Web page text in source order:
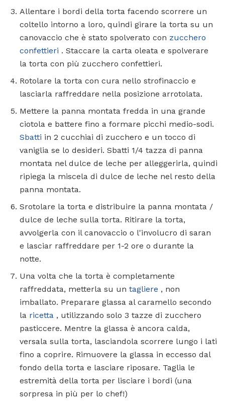
Allentare i bordi della torta facendo scorrere un
coltello intorno a loro, quindi girare la torta su un
canovaccio che è stato spolverato con zucchero
confettieri . Staccare la carta oleata e spolverare
la torta con più zucchero confettieri.
Rotolare la torta con cura nello strofinaccio e
lasciarla raffreddare nella posizione arrotolata.
Mettere la panna montata fredda in una grande
ciotola e battere fino a formare picchi medio-sodi.
Sbatti in 2 cucchiai di zucchero e un tocco di
vaniglia se lo desideri. Sbatti 1/4 tazza di panna
montata nel dulce de leche per alleggerirla, quindi
ripiega la miscela di dulce de leche nel resto della
panna montata.
Srotolare la torta e distribuire la panna montata /
dulce de leche sulla torta. Ritirare la torta,
avvolgerla con il canovaccio o l'involucro di saran
e lasciar raffreddare per 1-2 ore o durante la
notte.
Una volta che la torta è completamente
raffreddata, metterla su un tagliere , non
imballato. Preparare glassa al caramello secondo
la ricetta , utilizzando solo 3 tazze di zucchero
pasticcere. Mentre la glassa è ancora calda,
versala sulla torta, lasciandola scorrere lungo i lati
fino a coprire. Rimuovere la glassa in eccesso dal
fondo della torta e lasciare riposare. Taglia le
estremità della torta per lisciare i bordi (una
sorpresa in più per lo chef!)